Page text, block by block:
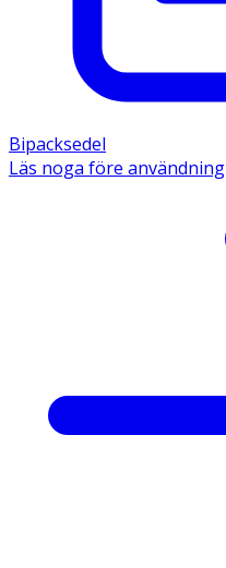
Bipacksedel
Läs noga före användning